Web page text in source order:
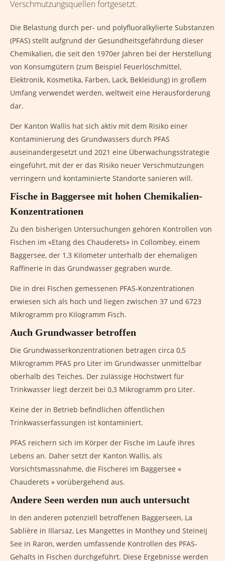
Verschmutzungsquellen fortgesetzt.
Die Belastung durch per- und polyfluoralkylierte Substanzen
(PFAS) stellt aufgrund der Gesundheitsgefährdung dieser
Chemikalien, die seit den 1970er Jahren bei der Herstellung
von Konsumgütern (zum Beispiel Feuerlöschmittel,
Elektronik, Kosmetika, Farben, Lack, Bekleidung) in großem
Umfang verwendet werden, weltweit eine Herausforderung
dar.
Der Kanton Wallis hat sich aktiv mit dem Risiko einer
Kontaminierung des Grundwassers durch PFAS
auseinandergesetzt und 2021 eine Überwachungsstrategie
eingeführt, mit der er das Risiko neuer Verschmutzungen
verringern und kontaminierte Standorte sanieren will.
Fische in Baggersee mit hohen Chemikalien-
Konzentrationen
Zu den bisherigen Untersuchungen gehören Kontrollen von
Fischen im «Etang des Chauderets» in Collombey, einem
Baggersee, der 1,3 Kilometer unterhalb der ehemaligen
Raffinerie in das Grundwasser gegraben wurde.
Die in drei Fischen gemessenen PFAS-Konzentrationen
erwiesen sich als hoch und liegen zwischen 37 und 6723
Mikrogramm pro Kilogramm Fisch.
Auch Grundwasser betroffen
Die Grundwasserkonzentrationen betragen circa 0,5
Mikrogramm PFAS pro Liter im Grundwasser unmittelbar
oberhalb des Teiches. Der zulässige Höchstwert für
Trinkwasser liegt derzeit bei 0,3 Mikrogramm pro Liter.
Keine der in Betrieb befindlichen öffentlichen
Trinkwasserfassungen ist kontaminiert.
PFAS reichern sich im Körper der Fische im Laufe ihres
Lebens an. Daher setzt der Kanton Wallis, als
Vorsichtsmassnahme, die Fischerei im Baggersee «
Chauderets » vorübergehend aus.
Andere Seen werden nun auch untersucht
In den anderen potenziell betroffenen Baggerseen, La
Sablière in Illarsaz, Les Mangettes in Monthey und Steineij
See in Raron, werden umfassende Kontrollen des PFAS-
Gehalts in Fischen durchgeführt. Diese Ergebnisse werden